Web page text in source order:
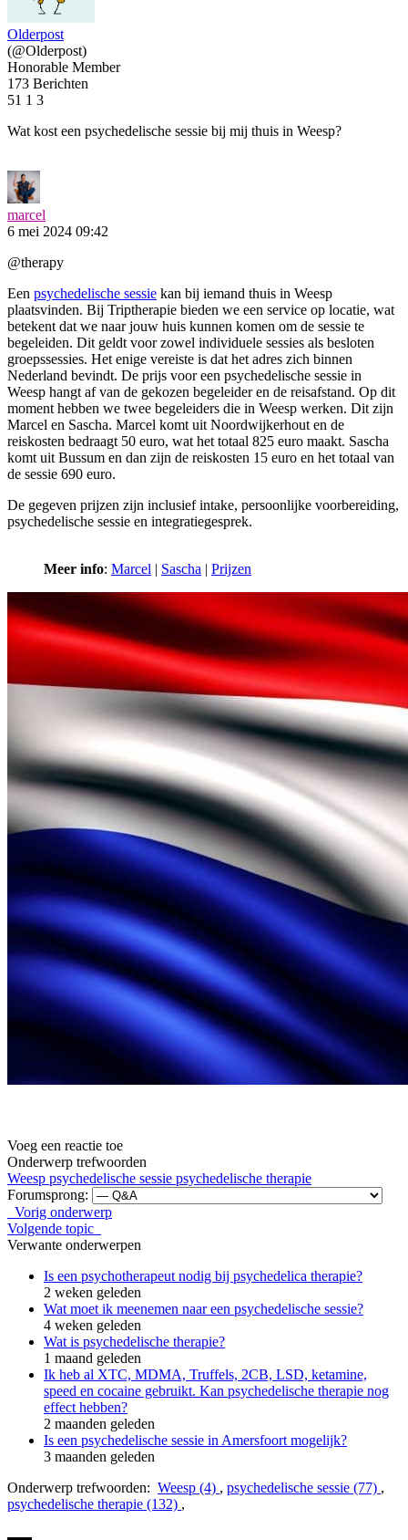
Olderpost
(@Olderpost)
Honorable Member
173 Berichten
51 1 3
Wat kost een psychedelische sessie bij mij thuis in Weesp?
marcel
6 mei 2024 09:42
@therapy
Een psychedelische sessie kan bij iemand thuis in Weesp
plaatsvinden. Bij Triptherapie bieden we een service op locatie, wat
betekent dat we naar jouw huis kunnen komen om de sessie te
begeleiden. Dit geldt voor zowel individuele sessies als besloten
groepssessies. Het enige vereiste is dat het adres zich binnen
Nederland bevindt. De prijs voor een psychedelische sessie in
Weesp hangt af van de gekozen begeleider en de reisafstand. Op dit
moment hebben we twee begeleiders die in Weesp werken. Dit zijn
Marcel en Sascha. Marcel komt uit Noordwijkerhout en de
reiskosten bedraagt 50 euro, wat het totaal 825 euro maakt. Sascha
komt uit Bussum en dan zijn de reiskosten 15 euro en het totaal van
de sessie 690 euro.
De gegeven prijzen zijn inclusief intake, persoonlijke voorbereiding,
psychedelische sessie en integratiegesprek.
Meer info: Marcel | Sascha | Prijzen
Voeg een reactie toe
Onderwerp trefwoorden
Weesp psychedelische sessie psychedelische therapie
Forumsprong:
Vorig onderwerp
Volgende topic
Verwante onderwerpen
Is een psychotherapeut nodig bij psychedelica therapie?
2 weken geleden
Wat moet ik meenemen naar een psychedelische sessie?
4 weken geleden
Wat is psychedelische therapie?
1 maand geleden
Ik heb al XTC, MDMA, Truffels, 2CB, LSD, ketamine,
speed en cocaine gebruikt. Kan psychedelische therapie nog
effect hebben?
2 maanden geleden
Is een psychedelische sessie in Amersfoort mogelijk?
3 maanden geleden
Onderwerp trefwoorden: Weesp (4) , psychedelische sessie (77) ,
psychedelische therapie (132) ,